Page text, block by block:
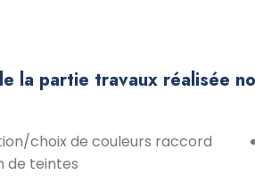
la partie travaux réalisée
choix de couleurs raccord
de teintes